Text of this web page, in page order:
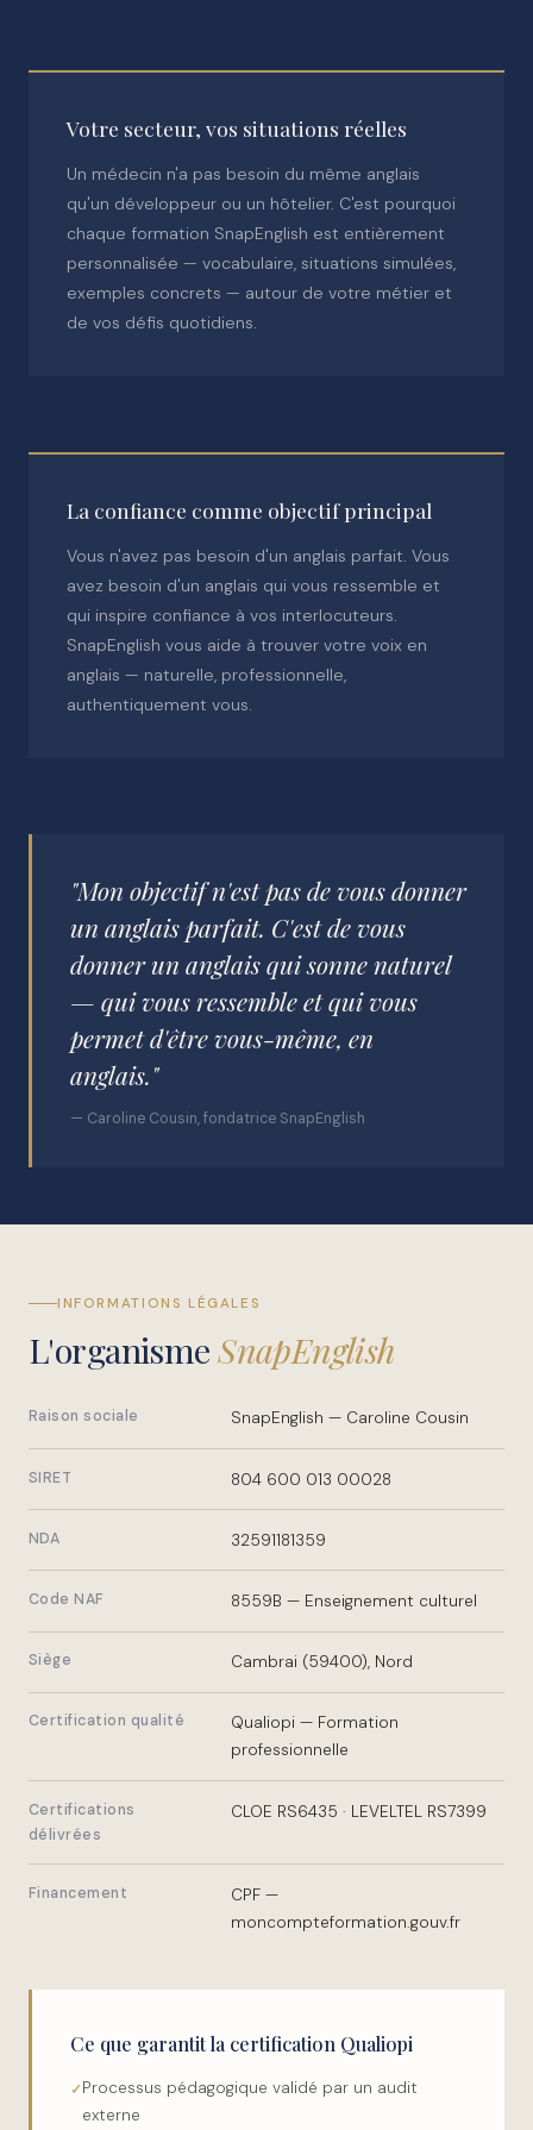
Votre secteur, vos situations réelles
Un médecin n'a pas besoin du même anglais
qu'un développeur ou un hôtelier. C'est pourquoi
chaque formation SnapEnglish est entièrement
personnalisée — vocabulaire, situations simulées,
exemples concrets — autour de votre métier et
de vos défis quotidiens.
La confiance comme objectif principal
Vous n'avez pas besoin d'un anglais parfait. Vous
avez besoin d'un anglais qui vous ressemble et
qui inspire confiance à vos interlocuteurs.
SnapEnglish vous aide à trouver votre voix en
anglais — naturelle, professionnelle,
authentiquement vous.
"Mon objectif n'est pas de vous donner
un anglais parfait. C'est de vous
donner un anglais qui sonne naturel
— qui vous ressemble et qui vous
permet d'être vous-même, en
anglais."
— Caroline Cousin, fondatrice SnapEnglish
INFORMATIONS LÉGALES
L'organismeSnapEnglish
Raison sociale SnapEnglish — Caroline Cousin
SIRET 804 600 013 00028
NDA 32591181359
Code NAF 8559B — Enseignement culturel
Siège Cambrai (59400), Nord
Certification qualité
Qualiopi — Formation
professionnelle
Certifications
délivrées
CLOE RS6435 · LEVELTEL RS7399
Financement
CPF —
moncompteformation.gouv.fr
Ce que garantit la certification Qualiopi
Processus pédagogique validé par un audit
externe